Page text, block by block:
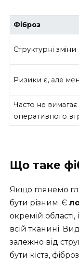
Фіброз
Структурні зміни
Ризики є, але
Часто не вимагає
оперативного
Що таке
Якщо глянемо
бути різним. Є
окремій області, і
всій тканині.
залежно від
бути кіста,